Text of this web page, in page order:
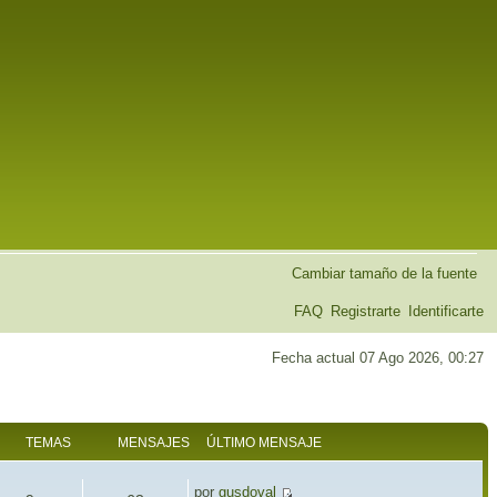
Cambiar tamaño de la fuente
FAQ Registrarte Identificarte
Fecha actual 07 Ago 2026, 00:27
TEMAS MENSAJES ÚLTIMO MENSAJE
por gusdoval